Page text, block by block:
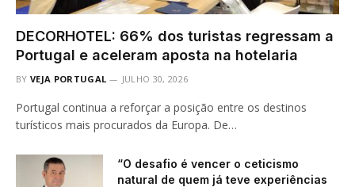
DECORHOTEL: 66% dos turistas regressam a
Portugal e aceleram aposta na hotelaria
BY VEJA PORTUGAL JULHO 30, 2026
Portugal continua a reforçar a posição entre os destinos
turísticos mais procurados da Europa. De…
“O desafio é vencer o ceticismo
natural de quem já teve experiências